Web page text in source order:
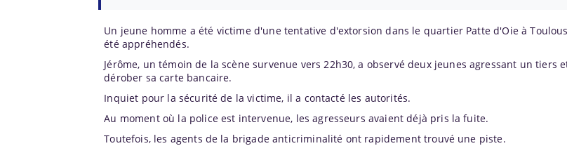
Un jeune homme a été victime d'une tentative d'extorsion dans le quartier Patte d'Oie à
été appréhendés.
Jérôme, un témoin de la scène survenue vers 22h30, a observé deux jeunes agressant un tiers
dérober sa carte bancaire.
Inquiet pour la sécurité de la victime, il a contacté les autorités.
Au moment où la police est intervenue, les agresseurs avaient déjà pris la fuite.
Toutefois, les agents de la brigade anticriminalité ont rapidement trouvé une piste.